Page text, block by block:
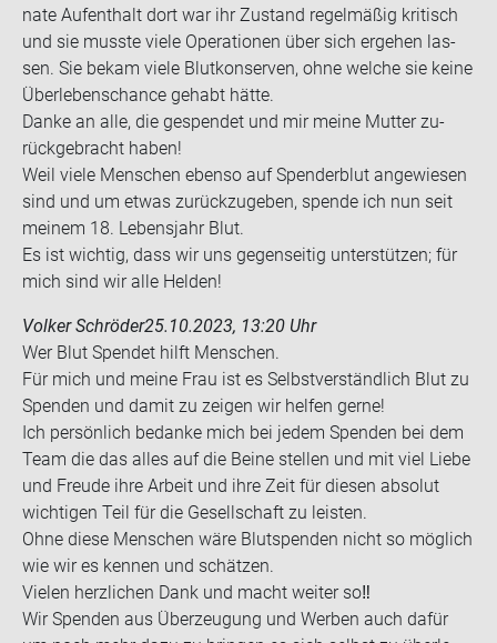
na­te Auf­ent­halt dort war ihr Zu­stand re­gel­mä­ßig kri­tisch
und sie muss­te viele Ope­ra­tio­nen über sich er­ge­hen las­
sen. Sie bekam viele Blut­kon­ser­ven, ohne wel­che sie keine
Über­le­bens­chan­ce ge­habt hätte.
Danke an alle, die ge­spen­det und mir meine Mut­ter zu­
rück­ge­bracht haben!
Weil viele Men­schen eben­so auf Spen­der­blut an­ge­wie­sen
sind und um etwas zu­rück­zu­ge­ben, spen­de ich nun seit
mei­nem 18. Le­bens­jahr Blut.
Es ist wich­tig, dass wir uns ge­gen­sei­tig un­ter­stüt­zen; für
mich sind wir alle Hel­den!
Volker Schröder25.10.2023, 13:20 Uhr
Wer Blut Spen­det hilft Men­schen.
Für mich und meine Frau ist es Selbst­ver­ständ­lich Blut zu
Spen­den und damit zu zei­gen wir hel­fen gerne!
Ich per­sön­lich be­dan­ke mich bei jedem Spen­den bei dem
Team die das alles auf die Beine stel­len und mit viel Liebe
und Freu­de ihre Ar­beit und ihre Zeit für die­sen ab­so­lut
wich­ti­gen Teil für die Ge­sell­schaft zu leis­ten.
Ohne diese Men­schen wäre Blut­spen­den nicht so mög­lich
wie wir es ken­nen und schät­zen.
Vie­len herz­li­chen Dank und macht wei­ter so‼️
Wir Spen­den aus Über­zeu­gung und Wer­ben auch dafür